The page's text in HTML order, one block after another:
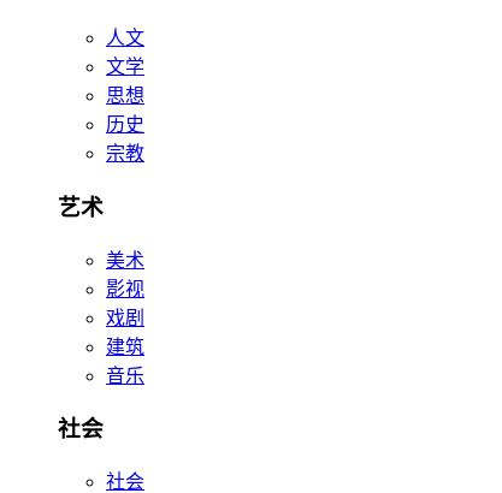
人文
文学
思想
历史
宗教
艺术
美术
影视
戏剧
建筑
音乐
社会
社会